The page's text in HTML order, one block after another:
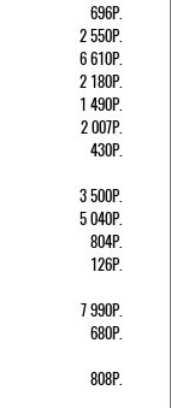
696Р.
2 550Р.
6 610Р.
2 180Р.
1 490Р.
2 007Р.
430Р.
3 500Р.
5 040Р.
804Р.
126Р.
7 990Р.
680Р.
808Р.